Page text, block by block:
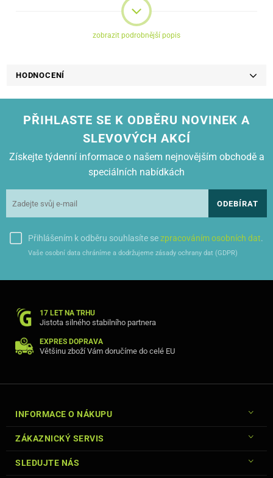
ploch: 90 x 24 mm Rozměry (délka x hloubka x výška): 260 x 30 x 35
zobrazit podrobnější popis
HODNOCENÍ
PŘIHLASTE SE K ODBĚRU NOVINEK A
SLEVOVÝCH AKCÍ
Získejte týdenní informace o našem nejnovějším obchodě a
speciálních nabídkách
ODEBÍRAT
Přihlášením k odběru souhlasíte sezpracováním osobních dat.
Vaše osobní data chráníme a dodržujeme zásady ochrany dat (GDPR)
17 LET NA TRHU
Jistota silného stabilního partnera
EXPRES DOPRAVA
Většinu zboží Vám doručíme do celé EU
INFORMACE O NÁKUPU
ZÁKAZNICKÝ SERVIS
SLEDUJTE NÁS